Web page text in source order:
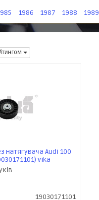
1986 1987 1988 1989
натягувача Audi 100
vika
19030171101